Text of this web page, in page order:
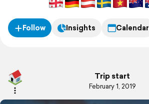
Follow Insights Calendar
Trip start
February 1, 2019